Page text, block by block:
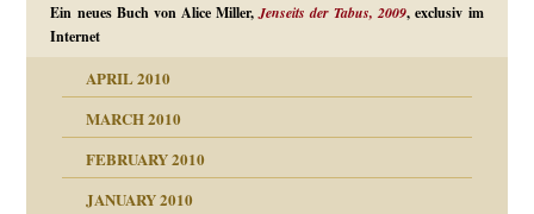
Ein neues Buch von Alice Miller,Jenseits der Tabus, 2009, exclusiv im
Internet
APRIL 2010
MARCH 2010
FEBRUARY 2010
JANUARY 2010